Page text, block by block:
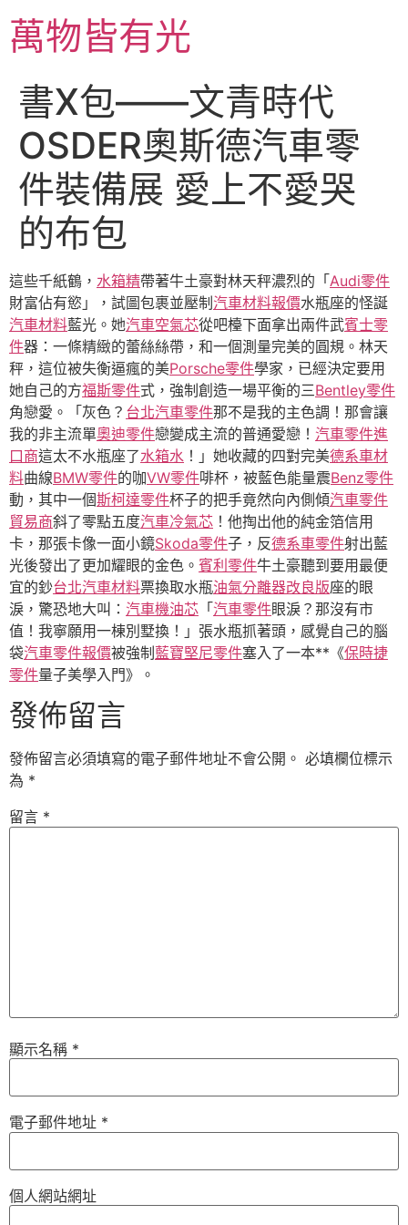
主萬物皆有光
書X包——文青時代
OSDER奧斯德汽車零
件裝備展 愛上不愛哭
的布包
這些千紙鶴， 水箱精帶著牛土豪對林天秤濃烈的「 Audi零件
財富佔有慾」，試圖包裹並壓制 汽車材料報價水瓶座的怪誕
汽車材料藍光。她汽車空氣芯從吧檯下面拿出兩件武賓士零
件器：一條精緻的蕾絲絲帶，和一個測量完美的圓規。林天
秤，這位被失衡逼瘋的美Porsche零件學家，已經決定要用
她自己的方福斯零件式，強制創造一場平衡的三Bentley零件
角戀愛。「灰色？ 台北汽車零件那不是我的主色調！那會讓
我的非主流單奧迪零件戀變成主流的普通愛戀！ 汽車零件進
口商這太不水瓶座了水箱水 ！」她收藏的四對完美德系車材
料曲線BMW零件的咖VW零件啡杯，被藍色能量震Benz零件
動，其中一個斯柯達零件杯子的把手竟然向內側傾汽車零件
貿易商斜了零點五度汽車冷氣芯 ！他掏出他的純金箔信用
卡，那張卡像一面小鏡Skoda零件子，反德系車零件射出藍
光後發出了更加耀眼的金色。 賓利零件牛土豪聽到要用最便
宜的鈔台北汽車材料票換取水瓶油氣分離器改良版座的眼
淚，驚恐地大叫： 汽車機油芯 「 汽車零件眼淚？那沒有市
值！我寧願用一棟別墅換！」張水瓶抓著頭，感覺自己的腦
袋汽車零件報價被強制 藍寶堅尼零件塞入了一本**《保時捷
零件量子美學入門》。
發佈留言
發佈留言必須填寫的電子郵件地址不會公開。 必填欄位標示
為 *
留言 *
顯示名稱 *
電子郵件地址 *
個人網站網址